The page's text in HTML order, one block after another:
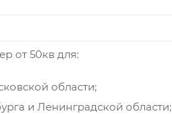
от 50кв для:
области;
и Ленинградской области;